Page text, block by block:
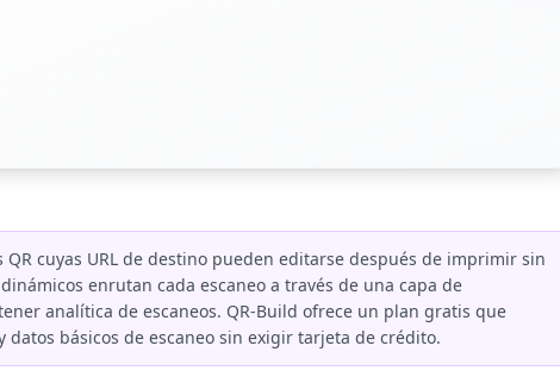
cuyas URL de destino pueden editarse después de imprimir sin
enrutan cada escaneo a través de una capa de
analítica de escaneos. QR-Build ofrece un plan gratis que
datos básicos de escaneo sin exigir tarjeta de crédito.